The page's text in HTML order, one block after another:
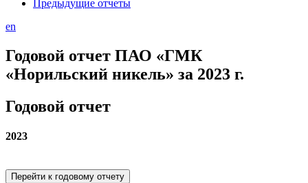
Предыдущие отчеты
en
Годовой отчет ПАО «ГМК
«Норильский никель» за 2023 г.
Годовой отчет
2023
Перейти к годовому отчету